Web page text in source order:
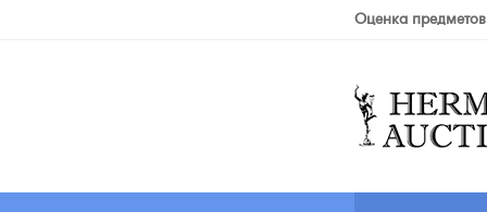
Оценка